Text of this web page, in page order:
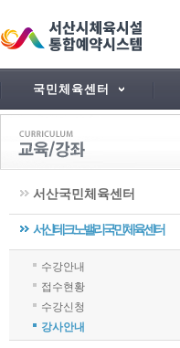
국민체육센터
서산국민체육센터
서산테크노밸리국민체육센터
수강안내
접수현황
수강신청
강사안내